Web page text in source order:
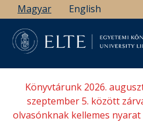
Ugrás
a
tartalomra
Magyar English
Könyvtárunk 2026.
szeptember 5. között
olvasónknak kellemes